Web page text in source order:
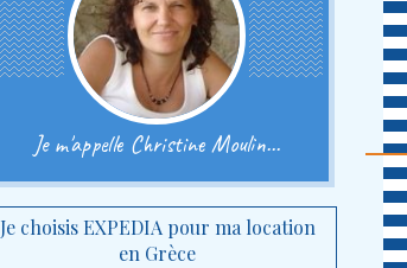
Je m'appelle Christine Moulin...
Je choisis EXPEDIA pour ma location
en Grèce